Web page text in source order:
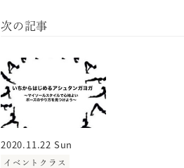
2020.11.22 Sun
イベントクラス